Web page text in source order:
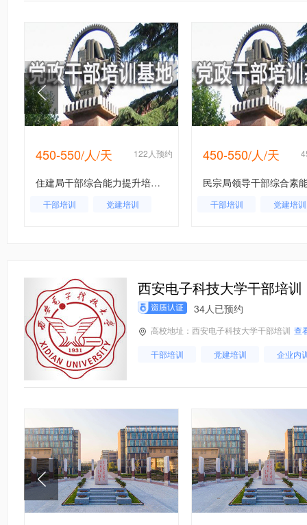
450-550/人/天 122人预约
住建局干部综合能力提升培训班
干部培训
党建培训
450-550/人/天
干部培训 党建培训
西安电子科技大学干部培训
34人已预约
高校地址：西安电子科技大学干部培训 查
干部培训 党建培训 企业内